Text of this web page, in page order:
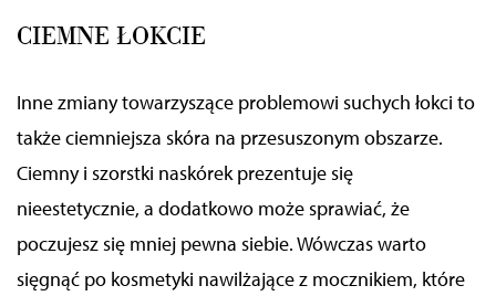
CIEMNE ŁOKCIE
Inne zmiany towarzyszące problemowi suchych łokci to
takżeciemniejsza skóra na przesuszonym obszarze.
Ciemny i szorstki naskórek prezentuje się
nieestetycznie, a dodatkowo może sprawiać, że
poczujesz się mniej pewna siebie. Wówczas warto
sięgnąć po kosmetyki nawilżające z mocznikiem, które